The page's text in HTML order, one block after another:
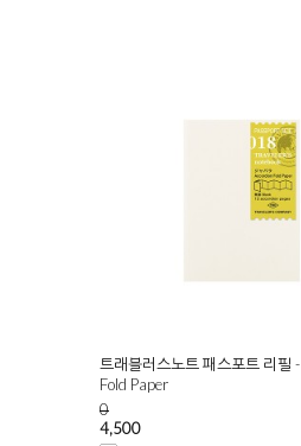
트래블러스노트 패스포트 리필
Fold Paper
0
4,500